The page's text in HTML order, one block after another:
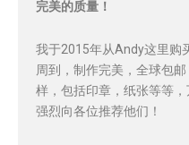
完美的质量！
我于2015年从Andy这里购
周到，制作完美，全球包
样，包括印章，纸张等等
强烈向各位推荐他们！